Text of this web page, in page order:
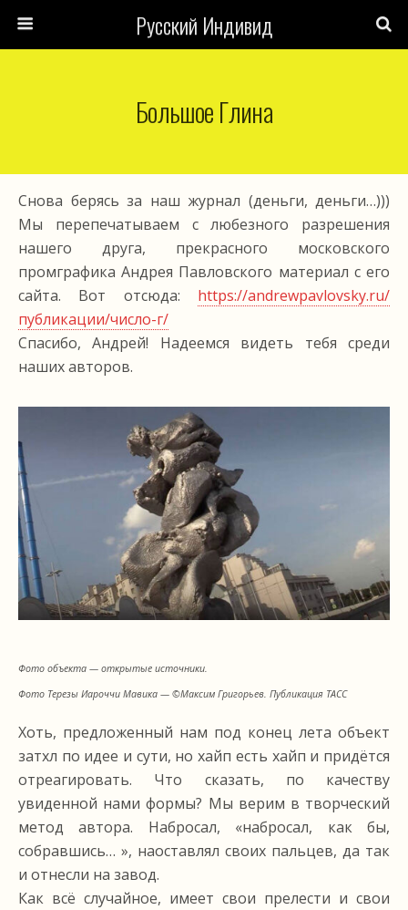
Русский Индивид
Большое Глина
Снова берясь за наш журнал (деньги, деньги…)))
Мы перепечатываем с любезного разрешения
нашего друга, прекрасного московского
промграфика Андрея Павловского материал с его
сайта. Вот отсюда: https://andrewpavlovsky.ru/
публикации/число-г/
Спасибо, Андрей! Надеемся видеть тебя среди
наших авторов.
Фото объекта — открытые источники.
Фото Терезы Иароччи Мавика — ©Максим Григорьев. Публикация ТАСС
Хоть, предложенный нам под конец лета объект
затхл по идее и сути, но хайп есть хайп и придётся
отреагировать. Что сказать, по качеству
увиденной нами формы? Мы верим в творческий
метод автора. Набросал, «набросал, как бы,
собравшись… », наоставлял своих пальцев, да так
и отнесли на завод.
Как всё случайное, имеет свои прелести и свои